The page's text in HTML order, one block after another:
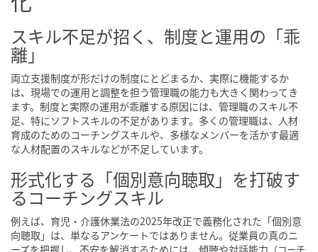
スキル不足が招く、制度と運用の「乖
離」
両立支援制度が形だけの制度にとどまるか、実際に機能するか
は、現場での運用と調整を担う管理職の能力も大きく関わってき
ます。制度と実際の運用が乖離する原因には、管理職のスキル不
足、特にソフトスキルの不足があります。多くの管理職は、人材
育成のためのコーチングスキルや、多様なメンバーを活かす最適
な人材配置のスキルなどが不足しています。
形式化する「個別意向聴取」を打破す
るコーチングスキル
例えば、育児・介護休業法の2025年改正で義務化された「個別意
向聴取」は、単なるアンケートではありません。従業員の真のニ